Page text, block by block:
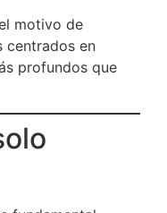
motivo de
centrados en
profundos que